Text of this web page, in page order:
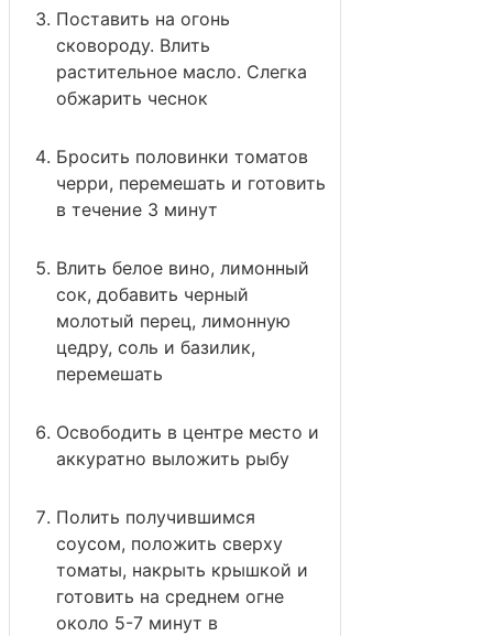
Поставить на огонь
сковороду. Влить
растительное масло. Слегка
обжарить чеснок
Бросить половинки томатов
черри, перемешать и готовить
в течение 3 минут
Влить белое вино, лимонный
сок, добавить черный
молотый перец, лимонную
цедру, соль и базилик,
перемешать
Освободить в центре место и
аккуратно выложить рыбу
Полить получившимся
соусом, положить сверху
томаты, накрыть крышкой и
готовить на среднем огне
около 5-7 минут в